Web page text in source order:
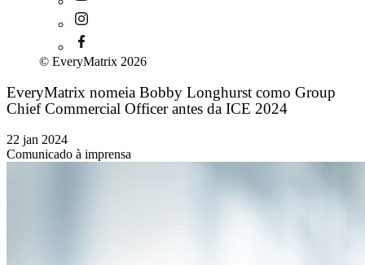
© EveryMatrix 2026
EveryMatrix nomeia Bobby Longhurst como Group
Chief Commercial Officer antes da ICE 2024
22 jan 2024
Comunicado à imprensa